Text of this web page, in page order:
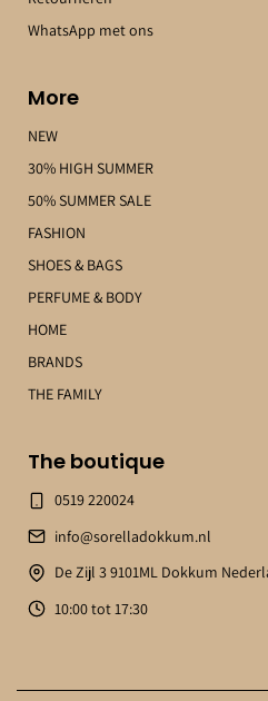
WhatsApp met ons
More
NEW
30% HIGH SUMMER
50% SUMMER SALE
FASHION
SHOES & BAGS
PERFUME & BODY
HOME
BRANDS
THE FAMILY
The boutique
0519 220024
info@sorelladokkum.nl
De Zijl 3 9101ML Dokkum
10:00 tot 17:30